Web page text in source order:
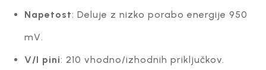
Napetost: Deluje z nizko porabo energije 950
mV.
V/I pini: 210 vhodno/izhodnih priključkov.